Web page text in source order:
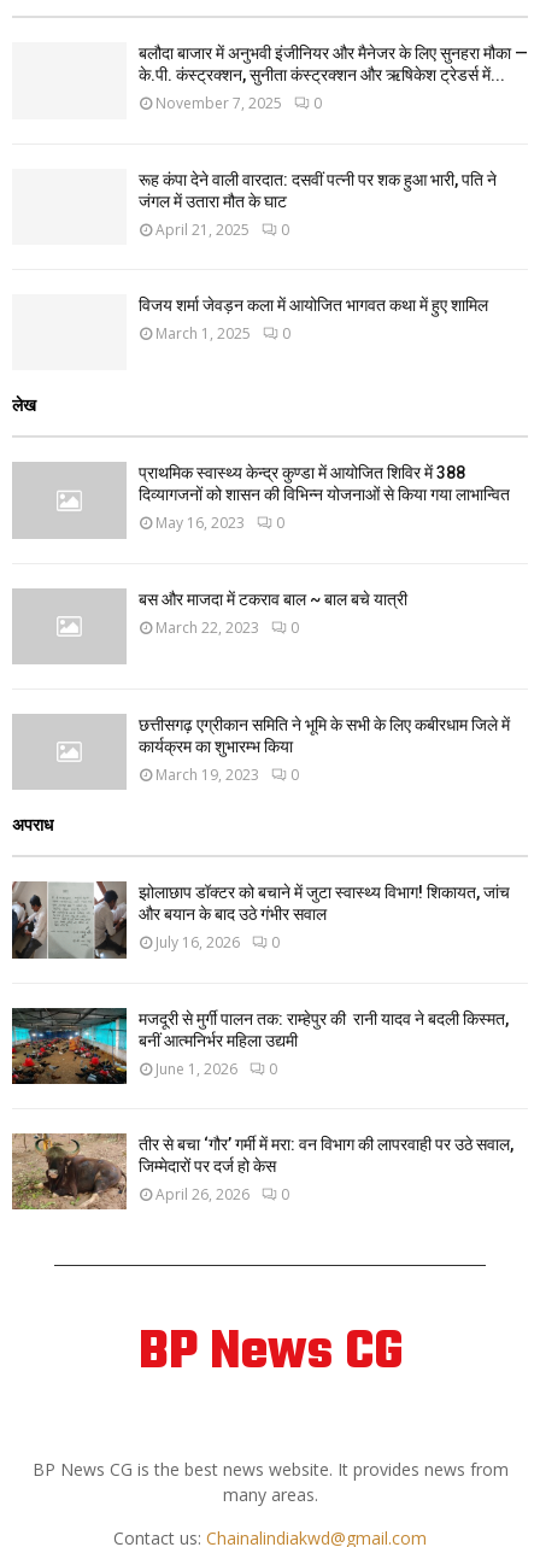
बलौदा बाजार में अनुभवी इंजीनियर और मैनेजर के लिए सुनहरा मौका —
के.पी. कंस्ट्रक्शन, सुनीता कंस्ट्रक्शन और ऋषिकेश ट्रेडर्स में...
November 7, 2025 0
रूह कंपा देने वाली वारदात: दसवीं पत्नी पर शक हुआ भारी, पति ने
जंगल में उतारा मौत के घाट
April 21, 2025 0
विजय शर्मा जेवड़न कला में आयोजित भागवत कथा में हुए शामिल
March 1, 2025 0
लेख
प्राथमिक स्वास्थ्य केन्द्र कुण्डा में आयोजित शिविर में 388
दिव्यागजनों को शासन की विभिन्न योजनाओं से किया गया लाभान्वित
May 16, 2023 0
बस और माजदा में टकराव बाल ~ बाल बचे यात्री
March 22, 2023 0
छत्तीसगढ़ एग्रीकान समिति ने भूमि के सभी के लिए कबीरधाम जिले में
कार्यक्रम का शुभारम्भ किया
March 19, 2023 0
अपराध
झोलाछाप डॉक्टर को बचाने में जुटा स्वास्थ्य विभाग! शिकायत, जांच
और बयान के बाद उठे गंभीर सवाल
July 16, 2026 0
मजदूरी से मुर्गी पालन तक: राम्हेपुर की रानी यादव ने बदली किस्मत,
बनीं आत्मनिर्भर महिला उद्यमी
June 1, 2026 0
तीर से बचा ‘गौर’ गर्मी में मरा: वन विभाग की लापरवाही पर उठे सवाल,
जिम्मेदारों पर दर्ज हो केस
April 26, 2026 0
BP News CG
BP News CG is the best news website. It provides news from
many areas.
Contact us: Chainalindiakwd@gmail.com